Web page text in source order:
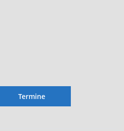
Termine